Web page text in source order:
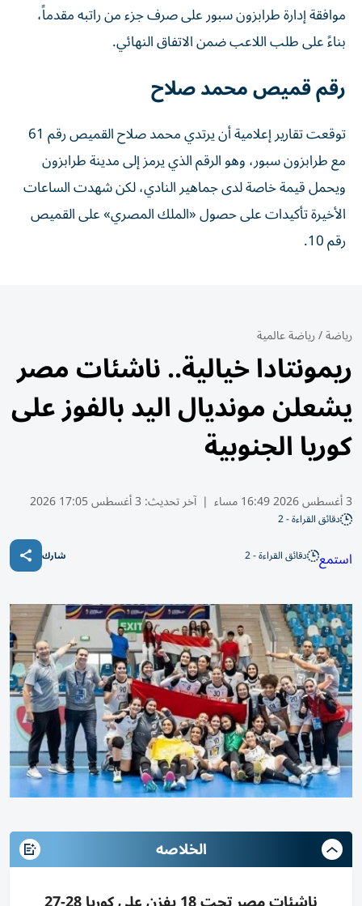
موافقة إدارة طرابزون سبور على صرف جزء من راتبه مقدماً،
بناءً على طلب اللاعب ضمن الاتفاق النهائي.
رقم قميص محمد صلاح
توقعت تقارير إعلامية أن يرتدي محمد صلاح القميص رقم 61
مع طرابزون سبور، وهو الرقم الذي يرمز إلى مدينة طرابزون
ويحمل قيمة خاصة لدى جماهير النادي، لكن شهدت الساعات
الأخيرة تأكيدات على حصول «الملك المصري» على القميص
رقم 10.
رياضة/رياضة عالمية
ريمونتادا خيالية.. ناشئات مصر
يشعلن مونديال اليد بالفوز على
كوريا الجنوبية
3 أغسطس 2026 16:49 مساء | آخر تحديث: 3 أغسطس 17:05 2026
دقائق القراءة - 2
استمع دقائق القراءة - 2 شارك
الخلاصه